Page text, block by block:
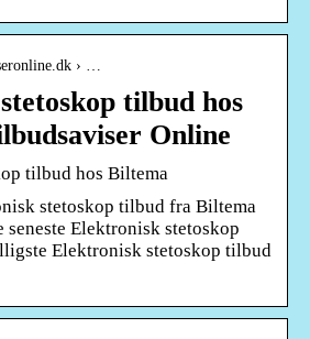
› …
tilbud hos
Online
tilbud hos Biltema
stetoskop tilbud fra Biltema
Elektronisk stetoskop
Elektronisk stetoskop tilbud